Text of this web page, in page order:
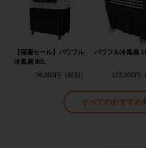
【隔週セール】パワフル
冷風扇 80L
76,800円
パワフル冷風扇
173,000円
すべてのおすすめ